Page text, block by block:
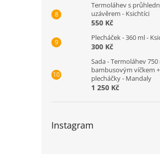
Termoláhev s
uzávěrem - Ksichtíci
550 Kč
Plecháček - 360 ml -
300 Kč
Sada - Termoláhev 750
bambusovým víčkem
plecháčky - Mandaly
1 250 Kč
Instagram